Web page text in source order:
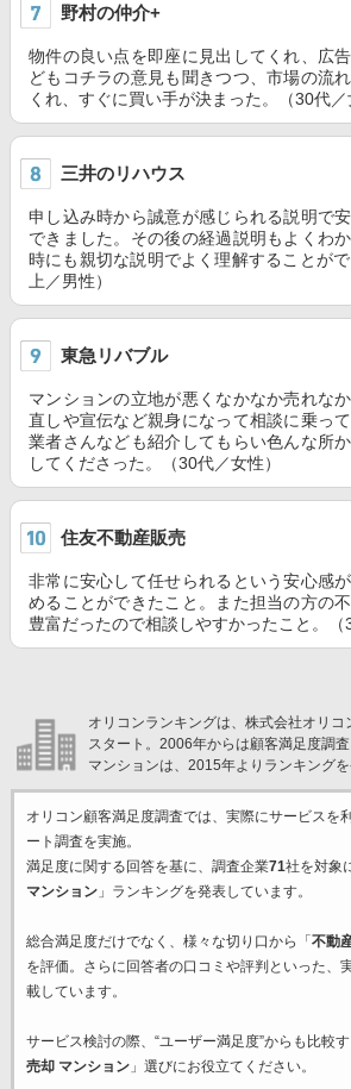
野村の仲介+
物件の良い点を即座に見出してくれ、広
どもコチラの意見も聞きつつ、市場の流
くれ、すぐに買い手が決まった。（30代／
三井のリハウス
申し込み時から誠意が感じられる説明で
できました。その後の経過説明もよくわ
時にも親切な説明でよく理解することが
上／男性）
東急リバブル
マンションの立地が悪くなかなか売れな
直しや宣伝など親身になって相談に乗っ
業者さんなども紹介してもらい色んな所
してくださった。（30代／女性）
住友不動産販売
非常に安心して任せられるという安心感
めることができたこと。また担当の方の
豊富だったので相談しやすかったこと。（
オリコンランキングは、株式会社オリコ
スタート。2006年からは顧客満足度調
マンションは、2015年よりランキングを
オリコン顧客満足度調査では、実際にサービスを
ート調査を実施。
満足度に関する回答を基に、調査企業71社を対象
マンション」ランキングを発表しています。
総合満足度だけでなく、様々な切り口から「 不動
を評価。さらに回答者の口コミや評判といった、
載しています。
サービス検討の際、“ユーザー満足度”からも比較す
売却 マンション」選びにお役立てください。